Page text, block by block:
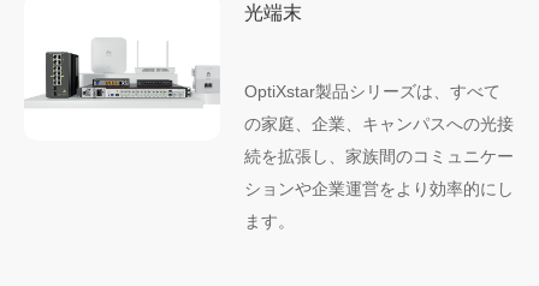
光端末
OptiXstar製品シリーズは、すべて
の家庭、企業、キャンパスへの光接
続を拡張し、家族間のコミュニケー
ションや企業運営をより効率的にし
ます。